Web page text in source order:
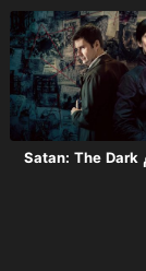
مشاهدة فيلم Satan: The Dark